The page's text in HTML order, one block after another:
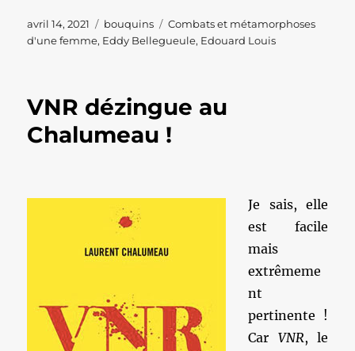
Publié
le
avril 14, 2021 Catégories
bouquins Étiquettes
Combats et métamorphoses
d'une femme, Eddy Bellegueule, Edouard Louis
VNR dézingue au
Chalumeau !
Je sais, elle
est facile
mais
extrêmeme
nt
pertinente !
Car VNR, le